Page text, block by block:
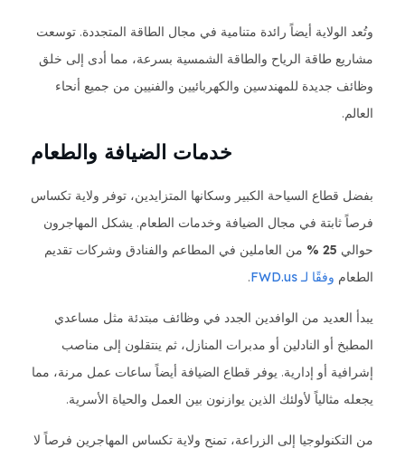
وتُعد الولاية أيضاً رائدة متنامية في مجال الطاقة المتجددة. توسعت
مشاريع طاقة الرياح والطاقة الشمسية بسرعة، مما أدى إلى خلق
وظائف جديدة للمهندسين والكهربائيين والفنيين من جميع أنحاء
العالم.
خدمات الضيافة والطعام
بفضل قطاع السياحة الكبير وسكانها المتزايدين، توفر ولاية تكساس
فرصاً ثابتة في مجال الضيافة وخدمات الطعام. يشكل المهاجرون
حوالي 25 %
من العاملين في المطاعم والفنادق وشركات تقديم
الطعام وفقًا لـ FWD.us .
يبدأ العديد من الوافدين الجدد في وظائف مبتدئة مثل مساعدي
المطبخ أو النادلين أو مدبرات المنازل، ثم ينتقلون إلى مناصب
إشرافية أو إدارية. يوفر قطاع الضيافة أيضاً ساعات عمل مرنة، مما
يجعله مثالياً لأولئك الذين يوازنون بين العمل والحياة الأسرية.
من التكنولوجيا إلى الزراعة، تمنح ولاية تكساس المهاجرين فرصاً لا